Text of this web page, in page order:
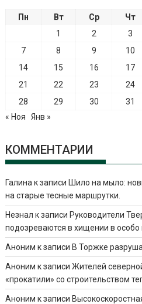
Пн Вт Ср Чт
1
2 3
7
8 9 10
14
15 16 17
21
22 23 24
28
29 30
31
« Ноя
Янв »
КОММЕНТАРИИ
Галина к записи Шило на мыло:
на старые тесные маршрутки.
Незнал к записи Руководители
подозреваются в хищении в
Аноним к записи В Торжке
Аноним к записиЖителей
«прокатили» со строительством
Аноним к записи